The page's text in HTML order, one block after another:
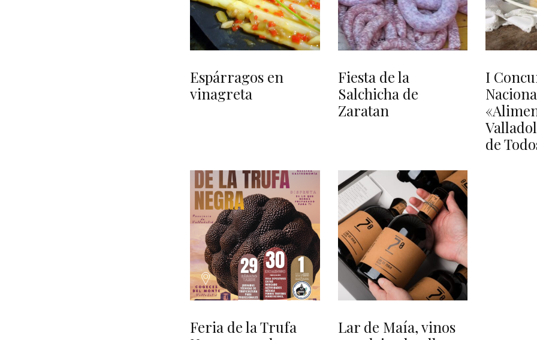
Espárragos en
vinagreta
Fiesta de la
Salchicha de
Zaratan
I
de
Feria de la Trufa
Lar de Maía, vinos